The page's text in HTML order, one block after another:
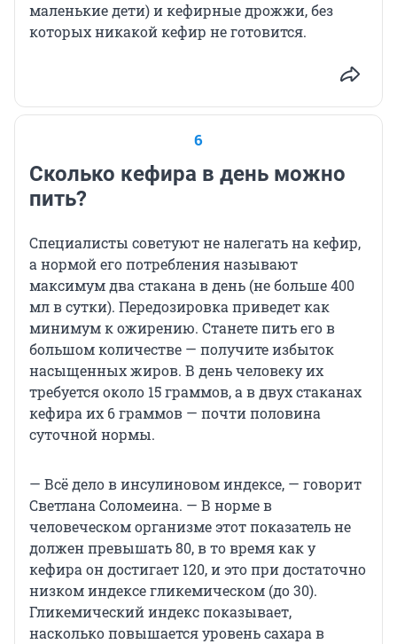
маленькие дети) и кефирные дрожжи, без
которых никакой кефир не готовится.
6
Сколько кефира в день можно
пить?
Специалисты советуют не налегать на кефир,
а нормой его потребления называют
максимум два стакана в день (не больше 400
мл в сутки). Передозировка приведет как
минимум к ожирению. Станете пить его в
большом количестве — получите избыток
насыщенных жиров. В день человеку их
требуется около 15 граммов, а в двух стаканах
кефира их 6 граммов — почти половина
суточной нормы.
— Всё дело в инсулиновом индексе, — говорит
Светлана Соломеина. — В норме в
человеческом организме этот показатель не
должен превышать 80, в то время как у
кефира он достигает 120, и это при достаточно
низком индексе гликемическом (до 30).
Гликемический индекс показывает,
насколько повышается уровень сахара в